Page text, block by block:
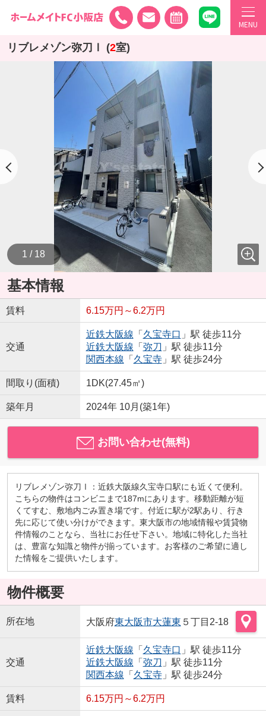
MENU
リブレメゾン弥刀Ⅰ (2室)
1 / 18
基本情報
賃料 6.15万円～6.2万円
交通
近鉄大阪線 「 久宝寺口 」駅 徒歩11分
近鉄大阪線 「 弥刀 」駅 徒歩11分
関西本線 「 久宝寺」駅 徒歩24分
間取り(面積) 1DK(27.45㎡)
築年月 2024年 10月(築1年)
お問い合わせ(無料)
リブレメゾン弥刀Ⅰ：近鉄大阪線久宝寺口駅にも近くて便利。
こちらの物件はコンビニまで187mにあります。移動距離が短
くてすむ、敷地内ごみ置き場です。付近に駅が2駅あり、行き
先に応じて使い分けができます。東大阪市の地域情報や賃貸物
件情報のことなら、当社にお任せ下さい。地域に特化した当社
は、豊富な知識と物件が揃っています。お客様のご希望に適し
た情報をご提供いたします。
物件概要
所在地 大阪府東大阪市大蓮東 ５丁目2-18
交通
近鉄大阪線 「 久宝寺口 」駅 徒歩11分
近鉄大阪線 「 弥刀 」駅 徒歩11分
関西本線 「 久宝寺」駅 徒歩24分
賃料 6.15万円～6.2万円